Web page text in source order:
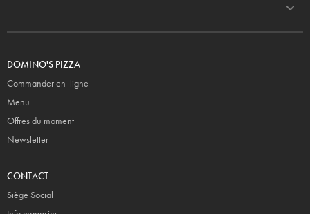
DOMINO'S PIZZA
Commander en ligne
Menu
Offres du moment
Newsletter
CONTACT
Siège Social